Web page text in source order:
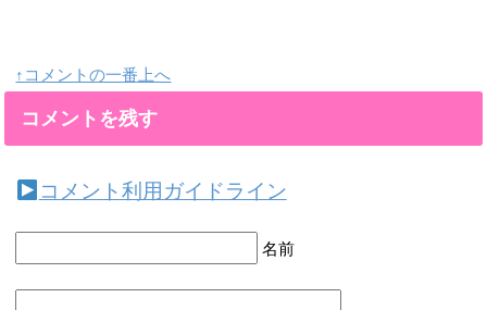
↑コメントの一番上へ
コメントを残す
コメント利用ガイドライン
名前